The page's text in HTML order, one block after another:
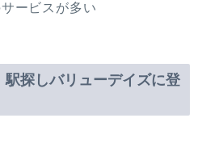
ービスが多い
駅探しバリューデイズに登